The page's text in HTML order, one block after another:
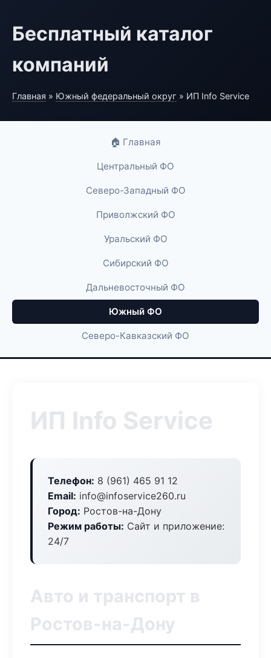
Бесплатный каталог
компаний
Главная » Южный федеральный округ » ИП Info Service
🏠 Главная
Центральный ФО
Северо-Западный ФО
Приволжский ФО
Уральский ФО
Сибирский ФО
Дальневосточный ФО
Южный ФО
Северо-Кавказский ФО
ИП Info Service
Телефон: 8 (961) 465 91 12
Email: info@infoservice260.ru
Город: Ростов-на-Дону
Режим работы: Сайт и приложение:
24/7
Авто и транспорт в
Ростов-на-Дону